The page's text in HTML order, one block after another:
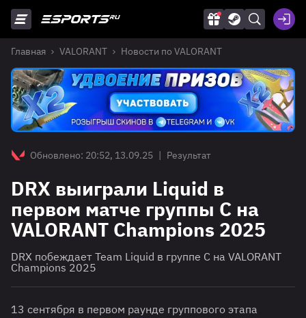
Главная VALORANT Новости по VALORANT
Обновлено: 20:52, 13.09.25 | Результат
DRX выиграли Liquid в
первом матче группы C на
VALORANT Champions 2025
DRX побеждает Team Liquid в группе C на VALORANT
Champions 2025
13 сентября в первом раунде группового этапа